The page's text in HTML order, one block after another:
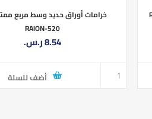
خرامات أوراق حديد وسط مربع
RAION-520
8.54 ر.س.‏
أضف للسلة